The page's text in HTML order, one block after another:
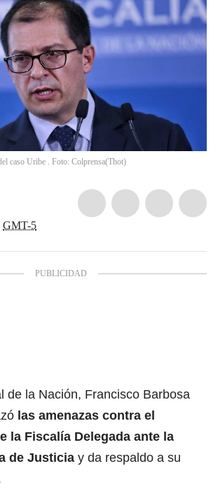
caso Uribe . Foto: Colprensa(Thot)
GMT-5
de la Nación, Francisco Barbosa
las amenazas contra el
la Fiscalía Delegada ante la
de Justicia y da respaldo a su